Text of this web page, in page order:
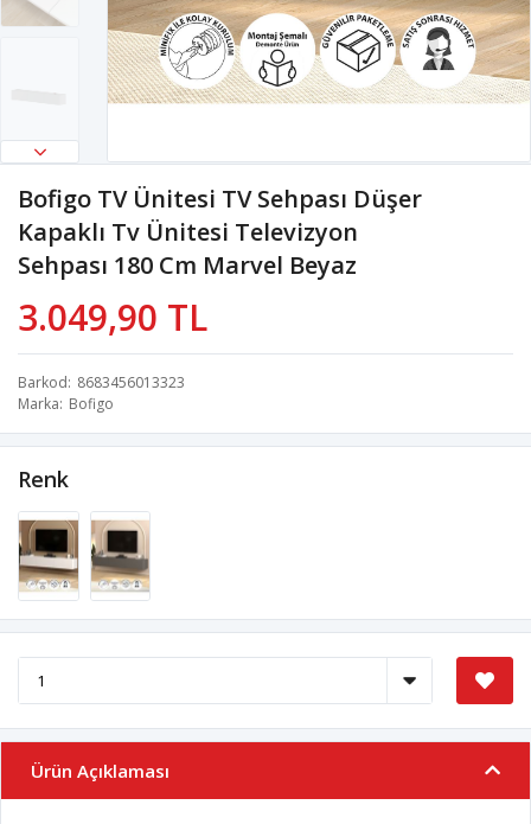
Bofigo TV Ünitesi TV Sehpası Düşer
Kapaklı Tv Ünitesi Televizyon
Sehpası 180 Cm Marvel Beyaz
3.049,90 TL
Barkod 8683456013323
Marka Bofigo
Renk
Ürün Açıklaması